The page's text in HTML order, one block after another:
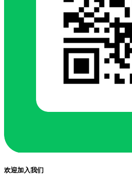
欢迎加入我们